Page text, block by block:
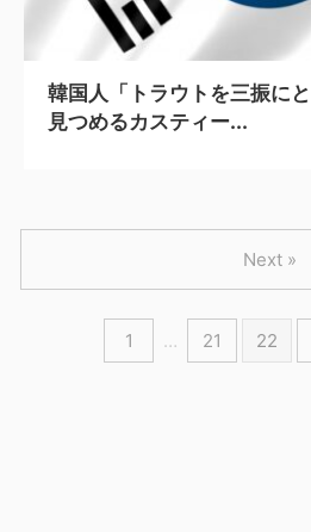
韓国人「トラウトを三振に
見つめるカスティー...
1 … 21 22
Next »